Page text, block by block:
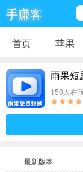
手赚客
首页 苹果
雨果短
150人在
最新版本